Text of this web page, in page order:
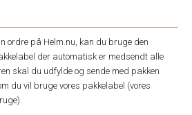
ordre på Helm.nu, kan du bruge den
der automatisk er medsendt alle
skal du udfylde og sende med pakken
du vil bruge vores pakkelabel (vores